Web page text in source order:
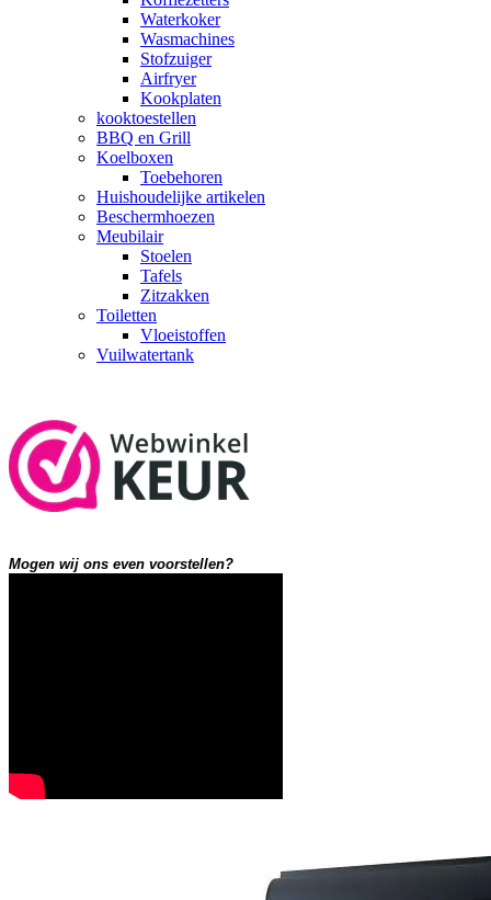
Waterkoker
Wasmachines
Stofzuiger
Airfryer
Kookplaten
kooktoestellen
BBQ en Grill
Koelboxen
Toebehoren
Huishoudelijke artikelen
Beschermhoezen
Meubilair
Stoelen
Tafels
Zitzakken
Toiletten
Vloeistoffen
Vuilwatertank
Mogen wij ons even voorstellen?